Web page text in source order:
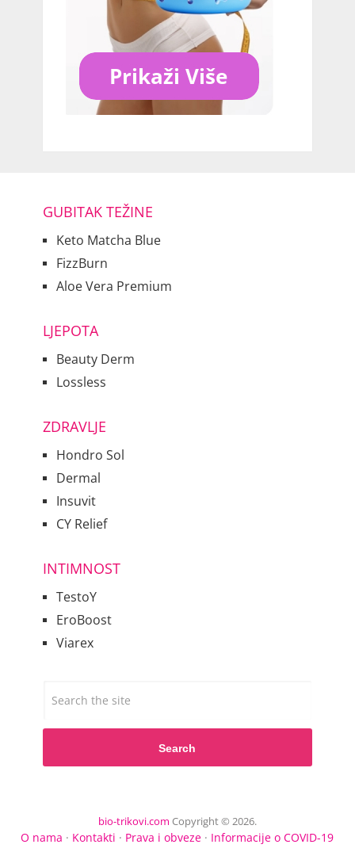
GUBITAK TEŽINE
Keto Matcha Blue
FizzBurn
Aloe Vera Premium
LJEPOTA
Beauty Derm
Lossless
ZDRAVLJE
Hondro Sol
Dermal
Insuvit
CY Relief
INTIMNOST
TestoY
EroBoost
Viarex
Search
bio-trikovi.com Copyright © 2026.
O nama · Kontakti · Prava i obveze · Informacije o COVID-19